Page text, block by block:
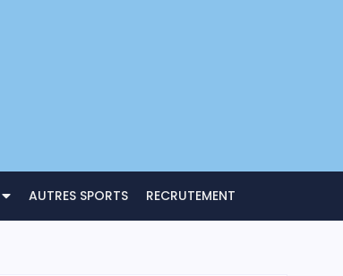
AUTRES SPORTS RECRUTEMENT